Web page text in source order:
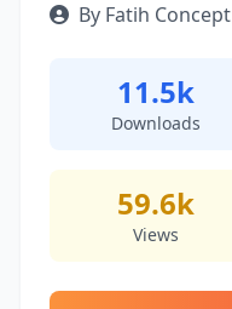
By Fatih Concept
11.5k
Downloads
59.6k
Views